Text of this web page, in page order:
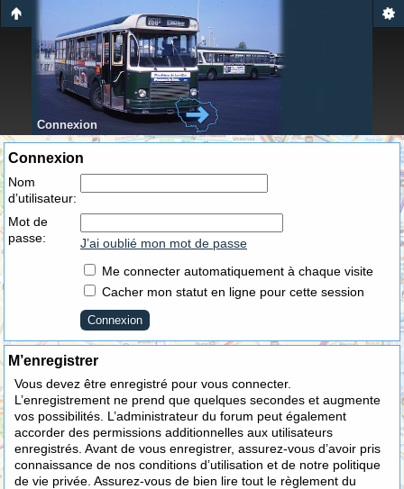
Connexion
Connexion
Nom
d’utilisateur:
Mot de
passe:
J’ai oublié mon mot de passe
Me connecter automatiquement à chaque visite
Cacher mon statut en ligne pour cette session
M’enregistrer
Vous devez être enregistré pour vous connecter.
L’enregistrement ne prend que quelques secondes et augmente
vos possibilités. L’administrateur du forum peut également
accorder des permissions additionnelles aux utilisateurs
enregistrés. Avant de vous enregistrer, assurez-vous d’avoir pris
connaissance de nos conditions d’utilisation et de notre politique
de vie privée. Assurez-vous de bien lire tout le règlement du